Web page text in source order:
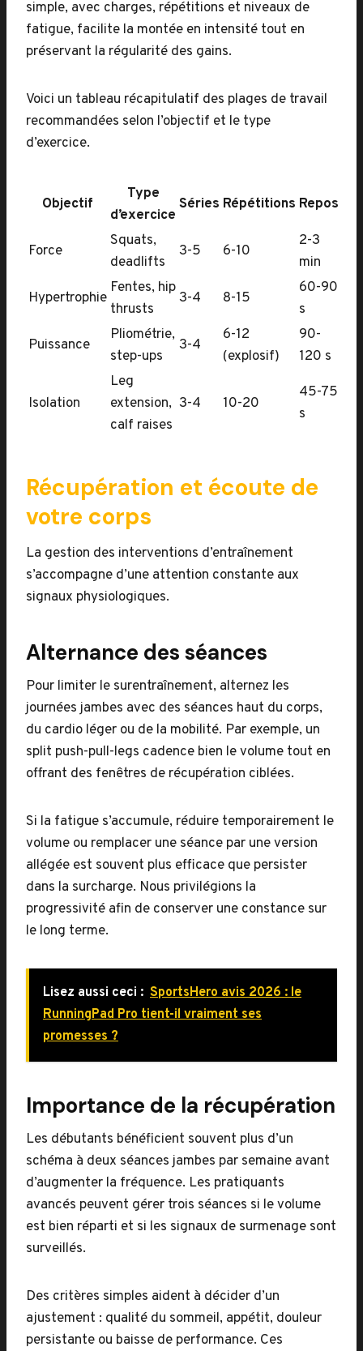
simple, avec charges, répétitions et niveaux de
fatigue, facilite la montée en intensité tout en
préservant la régularité des gains.
Voici un tableau récapitulatif des plages de travail
recommandées selon l’objectif et le type
d’exercice.
Objectif
Type
d’exercice
Séries Répétitions Repos
Force
Squats,
deadlifts
3-5 6-10
2-3
min
Hypertrophie
Fentes, hip
thrusts
3-4 8-15
60-90
s
Puissance
Pliométrie,
step-ups
3-4
6-12
(explosif)
90-
120 s
Isolation
Leg
extension,
calf raises
3-4 10-20
45-75
s
Récupération et écoute de
votre corps
La gestion des interventions d’entraînement
s’accompagne d’une attention constante aux
signaux physiologiques.
Alternance des séances
Pour limiter le surentraînement, alternez les
journées jambes avec des séances haut du corps,
du cardio léger ou de la mobilité. Par exemple, un
split push-pull-legs cadence bien le volume tout en
offrant des fenêtres de récupération ciblées.
Si la fatigue s’accumule, réduire temporairement le
volume ou remplacer une séance par une version
allégée est souvent plus efficace que persister
dans la surcharge. Nous privilégions la
progressivité afin de conserver une constance sur
le long terme.
Lisez aussi ceci : SportsHero avis 2026 : le
RunningPad Pro tient-il vraiment ses
promesses ?
Importance de la récupération
Les débutants bénéficient souvent plus d’un
schéma à deux séances jambes par semaine avant
d’augmenter la fréquence. Les pratiquants
avancés peuvent gérer trois séances si le volume
est bien réparti et si les signaux de surmenage sont
surveillés.
Des critères simples aident à décider d’un
ajustement : qualité du sommeil, appétit, douleur
persistante ou baisse de performance. Ces